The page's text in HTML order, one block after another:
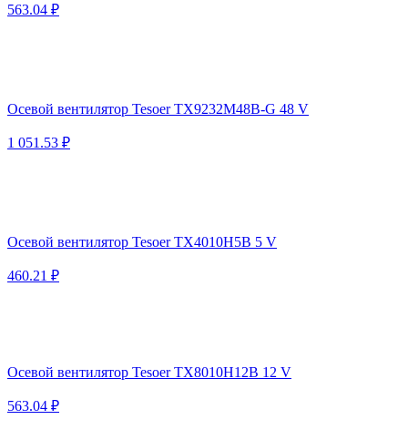
563.04 ₽
Осевой вентилятор Tesoer TX9232M48B-G 48 V
1 051.53 ₽
Осевой вентилятор Tesoer TX4010H5B 5 V
460.21 ₽
Осевой вентилятор Tesoer TX8010H12B 12 V
563.04 ₽